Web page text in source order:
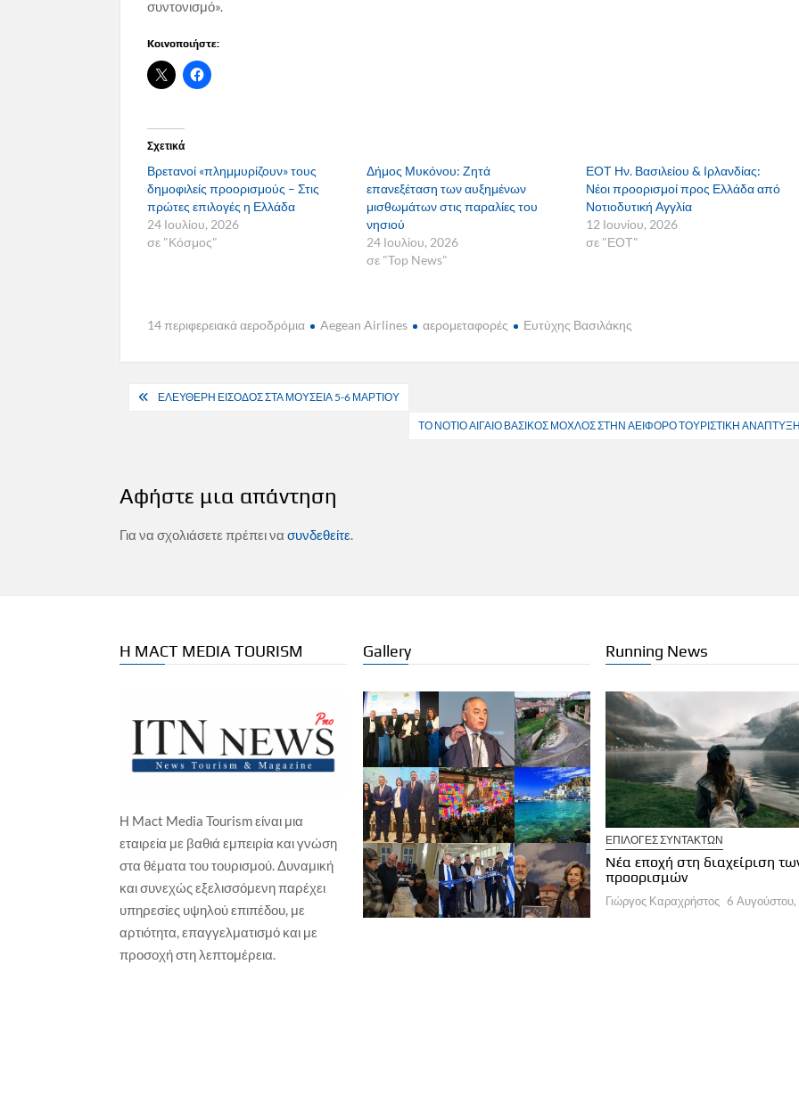
συντονισμό».
Κοινοποιήστε:
Σχετικά
Βρετανοί «πλημμυρίζουν» τους
δημοφιλείς προορισμούς – Στις
πρώτες επιλογές η Ελλάδα
24 Ιουλίου, 2026
σε "Κόσμος"
Δήμος Μυκόνου: Ζητά
επανεξέταση των αυξημένων
μισθωμάτων στις παραλίες του
νησιού
24 Ιουλίου, 2026
σε "Top News"
ΕΟΤ Ην. Βασιλείου & Ιρλανδίας:
Νέοι προορισμοί προς Ελλάδα από
Νοτιοδυτική Αγγλία
12 Ιουνίου, 2026
σε "ΕΟΤ"
14 περιφερειακά αεροδρόμια Aegean Airlines αερομεταφορές Ευτύχης Βασιλάκης
Πλοήγηση
ΕΛΕΥΘΕΡΗ ΕΙΣΟΔΟΣ ΣΤΑ ΜΟΥΣΕΙΑ 5-6 ΜΑΡΤΙΟΥ
ΤΟ ΝΟΤΙΟ ΑΙΓΑΙΟ ΒΑΣΙΚΟΣ ΜΟΧΛΟΣ ΣΤΗΝ ΑΕΙΦΟΡΟ ΤΟΥΡΙΣΤΙΚΗ ΑΝΑΠΤΥΞΗ
Αφήστε μια απάντηση
Για να σχολιάσετε πρέπει νασυνδεθείτε.
Η MACT MEDIA TOURISM
Η Mact Media Tourism είναι μια
εταιρεία με βαθιά εμπειρία και γνώση
στα θέματα του τουρισμού. Δυναμική
και συνεχώς εξελισσόμενη παρέχει
υπηρεσίες υψηλού επιπέδου, με
αρτιότητα, επαγγελματισμό και με
προσοχή στη λεπτομέρεια.
Gallery Running News
ΥΠΟΥΡΓΕΙΑ ΥΠΟΥΡΓΕΙΟ ΤΟΥΡΙΣΜΟΥ
Ειδικό Χωροταξικό Πλαίσιο για
τον Τουρισμό
Γιώργος Καραχρήστος 7 Αυγούστου, 2026
ΕΠΙΛΟΓΕΣ ΣΥΝΤΑΚΤΩΝ
Νέα εποχή στη διαχείριση
προορισμών
Γιώργος Καραχρήστος 6